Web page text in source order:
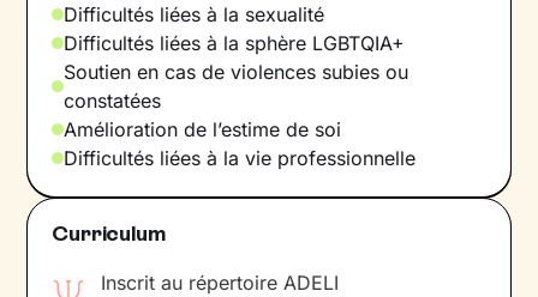
Difficultés liées à la sexualité
Difficultés liées à la sphère LGBTQIA+
Soutien en cas de violences subies ou
constatées
Amélioration de l’estime de soi
Difficultés liées à la vie professionnelle
Curriculum
Inscrit au répertoire ADELI